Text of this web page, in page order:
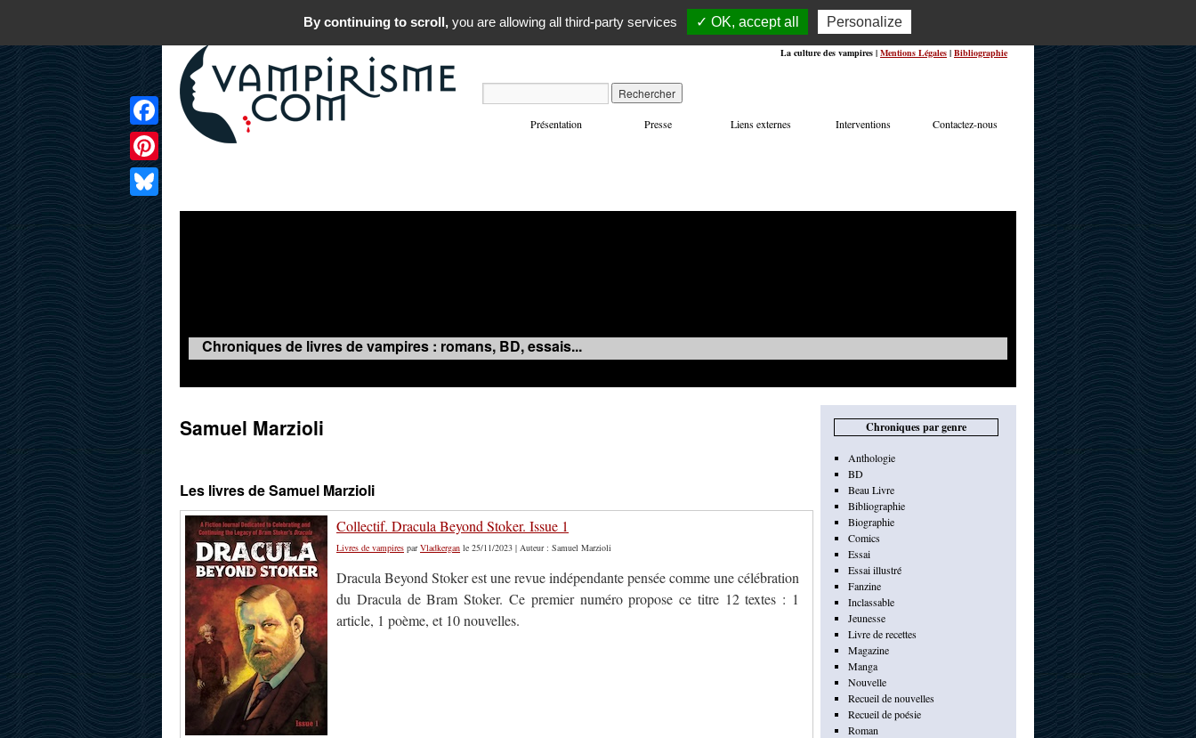
La culture des vampires | Mentions Légales | Bibliographie
Présentation Presse Liens externes Interventions Contactez-nous
Chroniques de livres de vampires : romans, BD, essais...
Samuel Marzioli
Les livres de Samuel Marzioli
Collectif. Dracula Beyond Stoker. Issue 1
Livres de vampires parVladkergan le 25/11/2023 | Auteur : Samuel Marzioli
Dracula Beyond Stoker est une revue indépendante pensée comme une célébration
du Dracula de Bram Stoker. Ce premier numéro propose ce titre 12 textes : 1
article, 1 poème, et 10 nouvelles.
Facebook
Pinterest
Bluesky
Chroniques par genre
Anthologie
BD
Beau Livre
Bibliographie
Biographie
Comics
Essai
Essai illustré
Fanzine
Inclassable
Jeunesse
Livre de recettes
Magazine
Manga
Nouvelle
Recueil de nouvelles
Recueil de poésie
Roman
By continuing to scroll,you are allowing all third-party services ✓ OK, accept all Personalize